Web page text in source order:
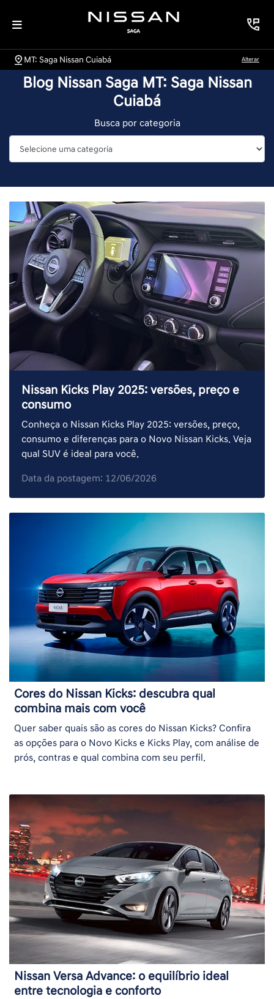
MT: Saga Nissan Cuiabá Alterar
Blog Nissan Saga MT: Saga Nissan
Cuiabá
Busca por categoria
Nissan Kicks Play 2025: versões, preço e
consumo
Conheça o Nissan Kicks Play 2025: versões, preço,
consumo e diferenças para o Novo Nissan Kicks. Veja
qual SUV é ideal para você.
Data da postagem: 12/06/2026
Cores do Nissan Kicks: descubra qual
combina mais com você
Quer saber quais são as cores do Nissan Kicks? Confira
as opções para o Novo Kicks e Kicks Play, com análise de
prós, contras e qual combina com seu perfil.
Nissan Versa Advance: o equilíbrio ideal
entre tecnologia e conforto